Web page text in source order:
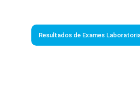
Resultados de Exames